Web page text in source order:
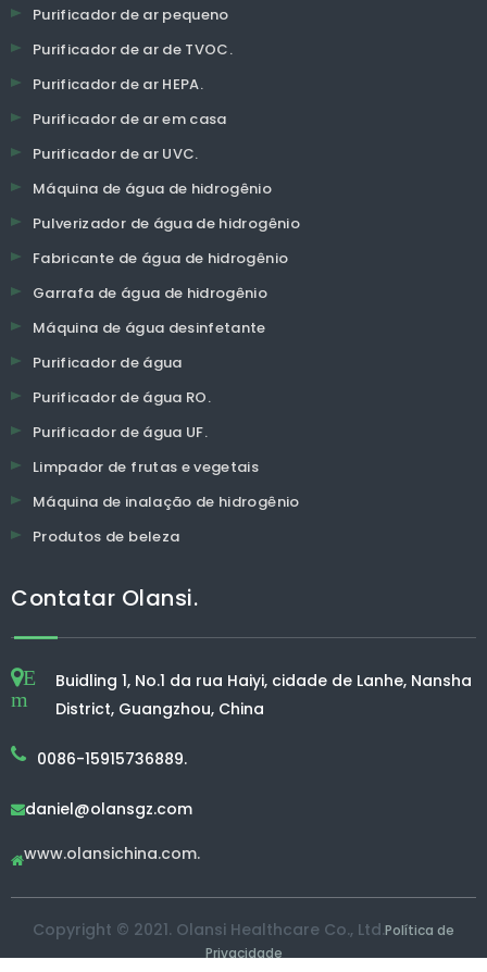
Purificador de ar pequeno
Purificador de ar de TVOC.
Purificador de ar HEPA.
Purificador de ar em casa
Purificador de ar UVC.
Máquina de água de hidrogênio
Pulverizador de água de hidrogênio
Fabricante de água de hidrogênio
Garrafa de água de hidrogênio
Máquina de água desinfetante
Purificador de água
Purificador de água RO.
Purificador de água UF.
Limpador de frutas e vegetais
Máquina de inalação de hidrogênio
Produtos de beleza
Contatar Olansi.
E
m
Buidling 1, No.1 da rua Haiyi, cidade de Lanhe, Nansha
District, Guangzhou, China
0086-15915736889.
daniel@olansgz.com
www.olansichina.com.
Copyright © 2021. Olansi Healthcare Co., Ltd.Política de
Privacidade